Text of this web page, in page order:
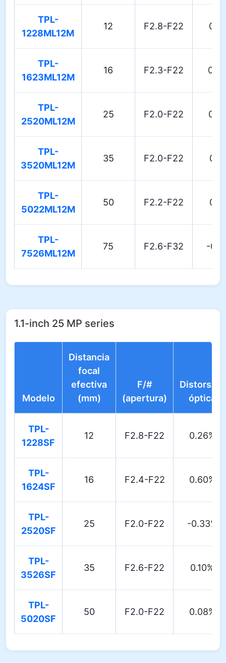
TPL-
1228ML12M
12 F2.8-F22
TPL-
1623ML12M
16 F2.3-F22
TPL-
2520ML12M
25 F2.0-F22
TPL-
3520ML12M
35 F2.0-F22
TPL-
5022ML12M
50 F2.2-F22
TPL-
7526ML12M
75 F2.6-F32 -
1.1-inch 25 MP series
Modelo
Distancia
focal
efectiva
(mm)
F/#
(apertura)
Distorsión
óptica
TPL-
1228SF
12 F2.8-F22 0.26%
TPL-
1624SF
16 F2.4-F22 0.60%
TPL-
2520SF
25 F2.0-F22 -0.33%
TPL-
3526SF
35 F2.6-F22 0.10%
TPL-
5020SF
50 F2.0-F22 0.08%